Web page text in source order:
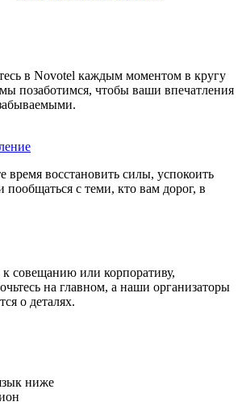
в Novotel каждым моментом в кругу
позаботимся, чтобы ваши впечатления
время восстановить силы, успокоить
пообщаться с теми, кто вам дорог, в
к совещанию или корпоративу,
на главном, а наши организаторы
о деталях.
ниже